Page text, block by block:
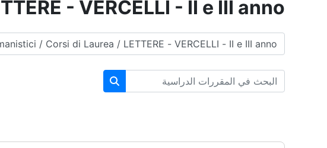
- VERCELLI - II e III anno
تصنيفات المقررات
البحث في المقررات الدراسية
البحث في المقررات الدراسية